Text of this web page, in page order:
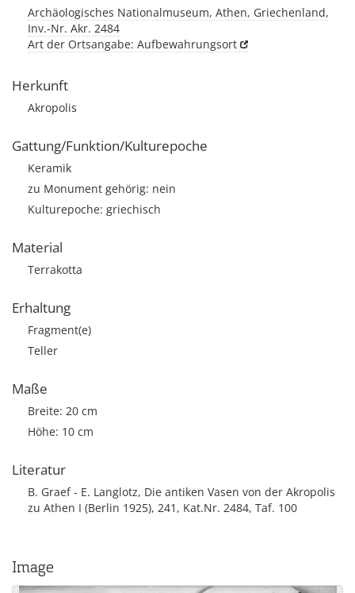
Archäologisches Nationalmuseum, Athen, Griechenland,
Inv.-Nr. Akr. 2484
Art der Ortsangabe: Aufbewahrungsort
Herkunft
Akropolis
Gattung/Funktion/Kulturepoche
Keramik
zu Monument gehörig: nein
Kulturepoche: griechisch
Material
Terrakotta
Erhaltung
Fragment(e)
Teller
Maße
Breite: 20 cm
Höhe: 10 cm
Literatur
B. Graef - E. Langlotz, Die antiken Vasen von der Akropolis
zu Athen I (Berlin 1925), 241, Kat.Nr. 2484, Taf. 100
Image